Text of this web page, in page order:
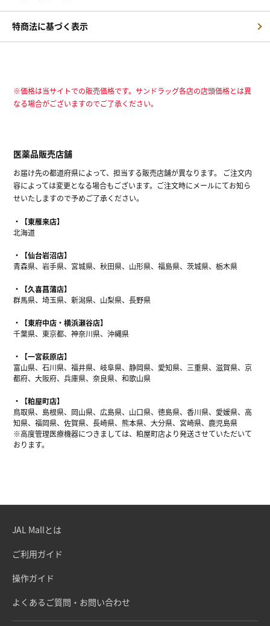
特商法に基づく表示
※価格は当サイトでの販売価格です。サンドラッグ各店の店頭価格とは異
なる場合がございますのでご了承ください。
医薬品販売店舗
お届け先の都道府県によって、担当する販売店舗が異なります。 ご注文内
容によっては変更となる場合もございます。ご注文時にメールにてお知ら
せいたしますので予めご了承ください。
【東雁来店】
北海道
【仙台岩沼店】
青森県、岩手県、宮城県、秋田県、山形県、福島県、茨城県、栃木県
【久喜菖蒲店】
群馬県、埼玉県、新潟県、山梨県、長野県
【東府中店・横浜瀬谷店】
千葉県、東京都、神奈川県、沖縄県
【一宮萩原店】
富山県、石川県、福井県、岐阜県、静岡県、愛知県、三重県、滋賀県、京
都府、大阪府、兵庫県、奈良県、和歌山県
【粕屋町店】
鳥取県、島根県、岡山県、広島県、山口県、徳島県、香川県、愛媛県、高
知県、福岡県、佐賀県、長崎県、熊本県、大分県、宮崎県、鹿児島県
※高度管理医療機器につきましては、粕屋町店より発送させていただいて
おります。
JAL Mallとは
ご利用ガイド
操作ガイド
よくあるご質問・お問い合わせ